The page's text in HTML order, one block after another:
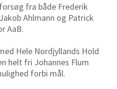
fra både Frederik
Ahlmann og Patrick
AaB.
Hele Nordjyllands Hold
helt fri Johannes Flum
forbi mål.